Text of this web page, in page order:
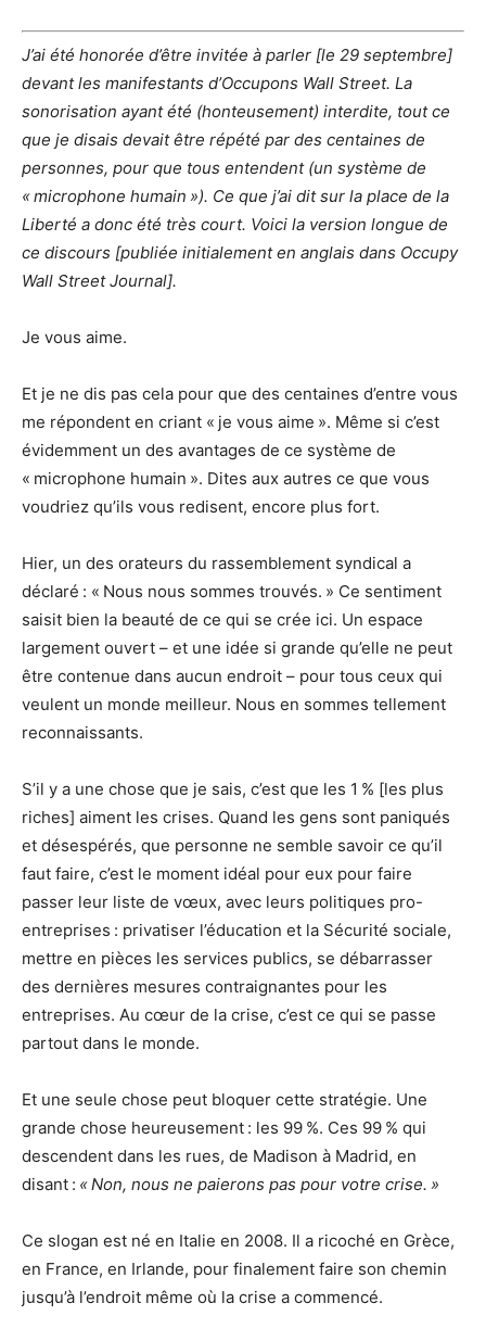
J’ai été honorée d’être invitée à parler [le 29 septembre]
devant les manifestants d’Occupons Wall Street. La
sonorisation ayant été (honteusement) interdite, tout ce
que je disais devait être répété par des centaines de
personnes, pour que tous entendent (un système de
« microphone humain »). Ce que j’ai dit sur la place de la
Liberté a donc été très court. Voici la version longue de
ce discours [publiée initialement en anglais dans Occupy
Wall Street Journal].
Je vous aime.
Et je ne dis pas cela pour que des centaines d’entre vous
me répondent en criant « je vous aime ». Même si c’est
évidemment un des avantages de ce système de
« microphone humain ». Dites aux autres ce que vous
voudriez qu’ils vous redisent, encore plus fort.
Hier, un des orateurs du rassemblement syndical a
déclaré : « Nous nous sommes trouvés. » Ce sentiment
saisit bien la beauté de ce qui se crée ici. Un espace
largement ouvert – et une idée si grande qu’elle ne peut
être contenue dans aucun endroit – pour tous ceux qui
veulent un monde meilleur. Nous en sommes tellement
reconnaissants.
S’il y a une chose que je sais, c’est que les 1 % [les plus
riches] aiment les crises. Quand les gens sont paniqués
et désespérés, que personne ne semble savoir ce qu’il
faut faire, c’est le moment idéal pour eux pour faire
passer leur liste de vœux, avec leurs politiques pro-
entreprises : privatiser l’éducation et la Sécurité sociale,
mettre en pièces les services publics, se débarrasser
des dernières mesures contraignantes pour les
entreprises. Au cœur de la crise, c’est ce qui se passe
partout dans le monde.
Et une seule chose peut bloquer cette stratégie. Une
grande chose heureusement : les 99 %. Ces 99 % qui
descendent dans les rues, de Madison à Madrid, en
disant : « Non, nous ne paierons pas pour votre crise. »
Ce slogan est né en Italie en 2008. Il a ricoché en Grèce,
en France, en Irlande, pour finalement faire son chemin
jusqu’à l’endroit même où la crise a commencé.